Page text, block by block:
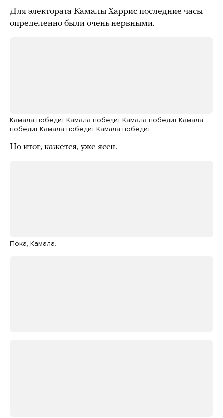
Для электората Камалы Харрис последние часы
определенно были очень нервными.
Камала победит Камала победит Камала победит Камала
победит Камала победит Камала победит
Но итог, кажется, уже ясен.
Пока, Камала.